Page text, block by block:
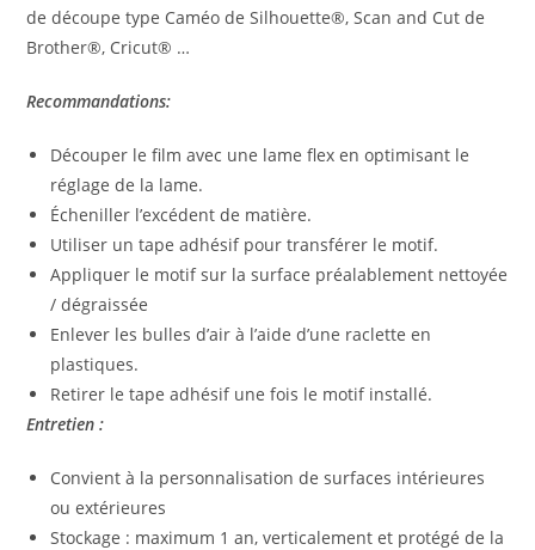
de découpe type Caméo de Silhouette®, Scan and Cut de
Brother®, Cricut® …
Recommandations:
Découper le film avec une lame flex en optimisant le
réglage de la lame.
Écheniller l’excédent de matière.
Utiliser un tape adhésif pour transférer le motif.
Appliquer le motif sur la surface préalablement nettoyée
/ dégraissée
Enlever les bulles d’air à l’aide d’une raclette en
plastiques.
Retirer le tape adhésif une fois le motif installé.
Entretien :
Convient à la personnalisation de surfaces intérieures
ou extérieures
Stockage : maximum 1 an, verticalement et protégé de la